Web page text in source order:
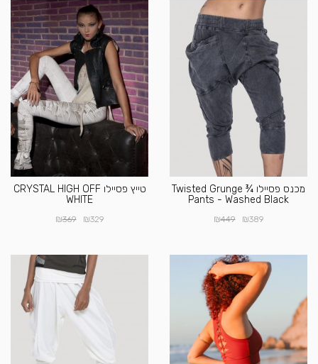
מכנס פסיילו Twisted Grunge ¾
Pants - Washed Black
₪389
₪449
טייץ פסיילו CRYSTAL HIGH OFF
WHITE
₪329
₪369